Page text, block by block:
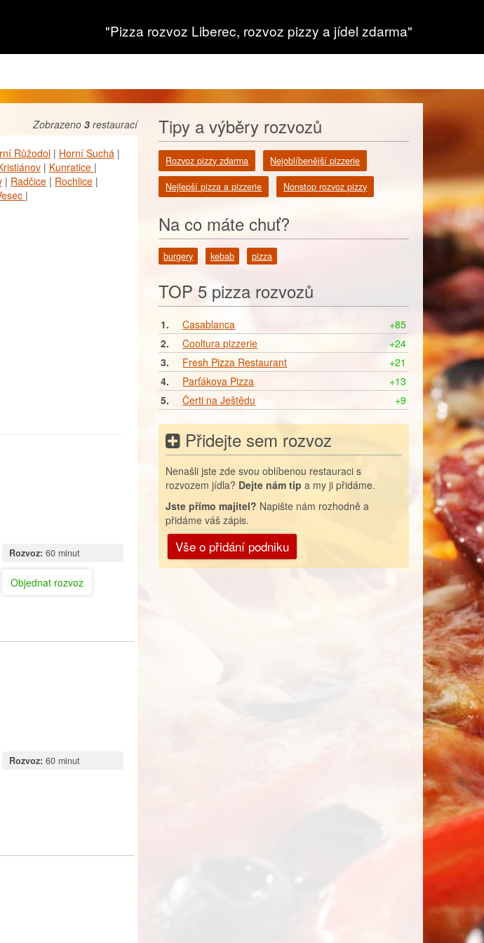
"Pizza rozvoz Liberec, rozvoz pizzy a jídel zdarma"
Zobrazeno3 restaurací
Růžodol | Horní Suchá |
| Kunratice |
| Radčice | Rochlice |
|
Rozvoz: 60 minut
Objednat rozvoz
Rozvoz: 60 minut
Tipy a výběry rozvozů
Rozvoz pizzy zdarma Nejoblíbenější pizzerie
Nejlepší pizza a pizzerie Nonstop rozvoz pizzy
Na co máte chuť?
burgery kebab pizza
TOP 5 pizza rozvozů
1. Casablanca
+85
2.
Cooltura pizzerie
+24
3.
Fresh Pizza Restaurant
+21
4.
Parťákova Pizza
+13
5.
Čerti na Ještědu +9
Přidejte sem rozvoz
Nenašli jste zde svou oblíbenou restauraci s
rozvozem jídla? Dejte nám tip a my ji přidáme.
Jste přímo majitel? Napište nám rozhodně a
přidáme váš zápis.
Vše o přidání podniku